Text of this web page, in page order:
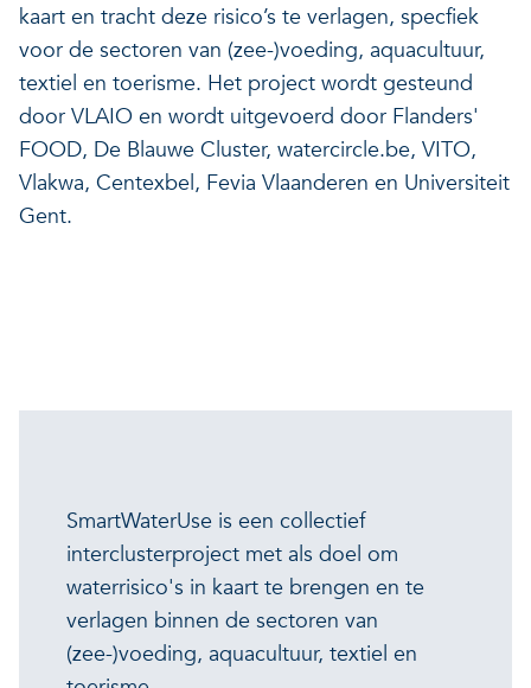
kaart en tracht deze risico’s te verlagen, specfiek
voor de sectoren van (zee-)voeding, aquacultuur,
textiel en toerisme. Het project wordt gesteund
door VLAIO en wordt uitgevoerd door Flanders'
FOOD, De Blauwe Cluster, watercircle.be, VITO,
Vlakwa, Centexbel, Fevia Vlaanderen en Universiteit
Gent.
SmartWaterUse is een collectief
interclusterproject met als doel om
waterrisico's in kaart te brengen en te
verlagen binnen de sectoren van
(zee-)voeding, aquacultuur, textiel en